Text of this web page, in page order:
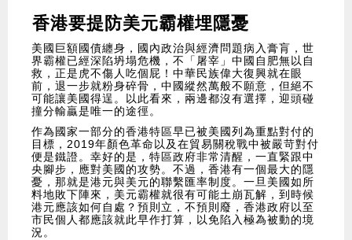
香港要提防美元霸權埋隱憂
美國巨額國債纏身，國內政治與經濟問題病入膏肓，世
界霸權已經深陷坍塌危機，不「屠宰」中國自肥無以自
救，正是虎不傷人吃個屁！中華民族偉大復興就在眼
前，退一步就粉身碎骨，中國縱然萬般不願意，但絕不
可能讓美國得逞。以此看來，兩邊都沒有選擇，迎頭碰
撞分輸贏是唯一的途徑。
作為國家一部分的香港特區早已被美國列為重點對付的
目標，2019年顏色革命以及在貿易關稅戰中被嚴苛對付
便是鐵證。幸好的是，特區政府非常清醒，一直緊跟中
央腳步，應對美國的攻勢。不過，香港有一個最大的隱
憂，那就是港元與美元的聯繫匯率制度。一旦美國如所
料地敗下陣來，美元霸權就很有可能土崩瓦解，到時候
港元應該如何自處？預則立，不預則廢，香港政府以至
市民個人都應該就此早作打算，以免陷入極為被動的境
況。